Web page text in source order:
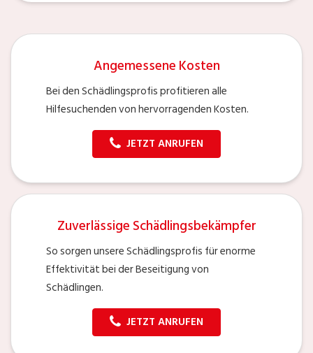
Angemessene Kosten
Bei den Schädlingsprofis profitieren alle
Hilfesuchenden von hervorragenden Kosten.
JETZT ANRUFEN
Zuverlässige Schädlingsbekämpfer
So sorgen unsere Schädlingsprofis für enorme
Effektivität bei der Beseitigung von
Schädlingen.
JETZT ANRUFEN